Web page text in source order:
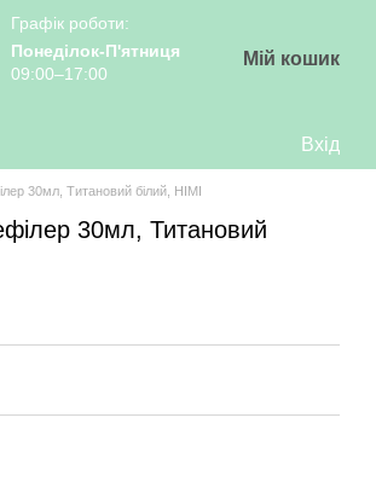
Графік роботи:
Понеділок-П'ятниця
09:00–17:00
Мій кошик
Вхід
30мл, Титановий білий, HIMI
30мл, Титановий